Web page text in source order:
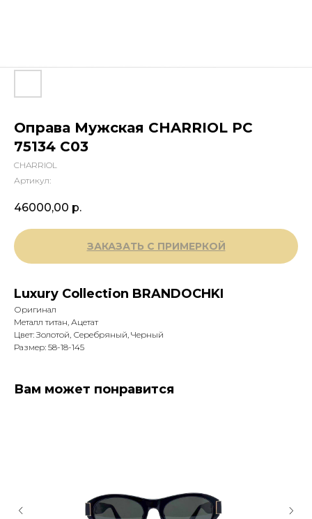
Оправа Мужская CHARRIOL PC
75134 C03
CHARRIOL
Артикул:
46000,00 р.
ЗАКАЗАТЬ С ПРИМЕРКОЙ
Luxury Collection BRANDOCHKI
Оригинал
Металл титан, Ацетат
Цвет: Золотой, Серебряный, Черный
Размер: 58-18-145
Вам может понравится